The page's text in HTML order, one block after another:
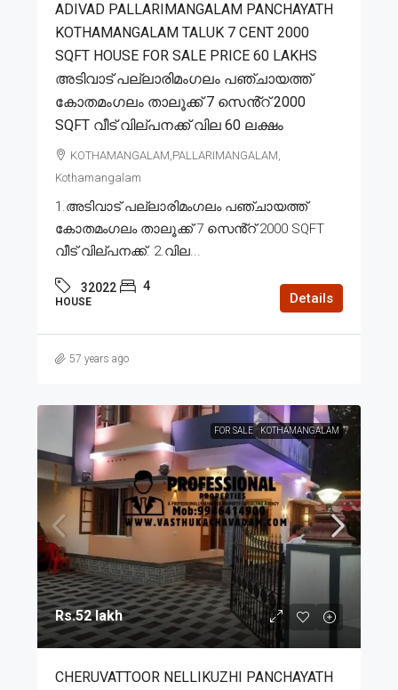
ADIVAD PALLARIMANGALAM PANCHAYATH
KOTHAMANGALAM TALUK 7 CENT 2000
SQFT HOUSE FOR SALE PRICE 60 LAKHS
അടിവാട് പല്ലാരിമംഗലം പഞ്ചായത്ത്
കോതമംഗലം താലൂക്ക് 7 സെൻ്റ് 2000
SQFT വീട് വില്പനക്ക് വില 60 ലക്ഷം
KOTHAMANGALAM,PALLARIMANGALAM,
Kothamangalam
1.അടിവാട് പല്ലാരിമംഗലം പഞ്ചായത്ത്
കോതമംഗലം താലൂക്ക് 7 സെൻ്റ് 2000 SQFT
വീട് വില്പനക്ക്. 2.വില...
32022 4
HOUSE Details
57 years ago
FOR SALE KOTHAMANGALAM
Rs.52 lakh
CHERUVATTOOR NELLIKUZHI PANCHAYATH